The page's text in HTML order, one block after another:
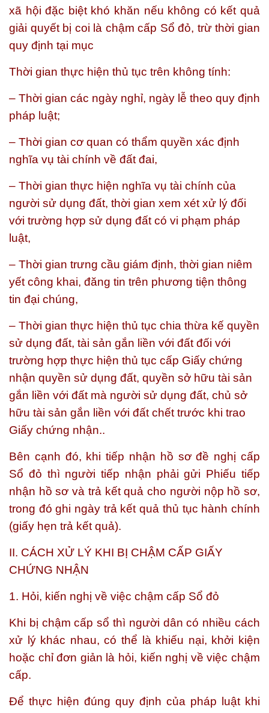
xã hội đặc biệt khó khăn nếu không có kết quả
giải quyết bị coi là chậm cấp Sổ đỏ, trừ thời gian
quy định tại mục
Thời gian thực hiện thủ tục trên không tính:
– Thời gian các ngày nghỉ, ngày lễ theo quy định
pháp luật;
– Thời gian cơ quan có thẩm quyền xác định
nghĩa vụ tài chính về đất đai,
– Thời gian thực hiện nghĩa vụ tài chính của
người sử dụng đất, thời gian xem xét xử lý đối
với trường hợp sử dụng đất có vi phạm pháp
luật,
– Thời gian trưng cầu giám định, thời gian niêm
yết công khai, đăng tin trên phương tiện thông
tin đại chúng,
– Thời gian thực hiện thủ tục chia thừa kế quyền
sử dụng đất, tài sản gắn liền với đất đối với
trường hợp thực hiện thủ tục cấp Giấy chứng
nhận quyền sử dụng đất, quyền sở hữu tài sản
gắn liền với đất mà người sử dụng đất, chủ sở
hữu tài sản gắn liền với đất chết trước khi trao
Giấy chứng nhận..
Bên cạnh đó, khi tiếp nhận hồ sơ đề nghị cấp
Sổ đỏ thì người tiếp nhận phải gửi Phiếu tiếp
nhận hồ sơ và trả kết quả cho người nộp hồ sơ,
trong đó ghi ngày trả kết quả thủ tục hành chính
(giấy hẹn trả kết quả).
II. CÁCH XỬ LÝ KHI BỊ CHẬM CẤP GIẤY
CHỨNG NHẬN
1. Hỏi, kiến nghị về việc chậm cấp Sổ đỏ
Khi bị chậm cấp sổ thì người dân có nhiều cách
xử lý khác nhau, có thể là khiếu nại, khởi kiện
hoặc chỉ đơn giản là hỏi, kiến nghị về việc chậm
cấp.
Để thực hiện đúng quy định của pháp luật khi